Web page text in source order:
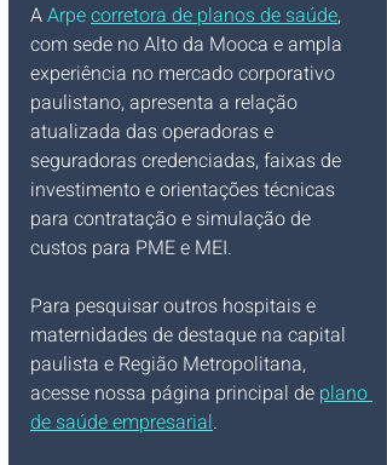
A Arpe corretora de planos de saúde,
com sede no Alto da Mooca e ampla
experiência no mercado corporativo
paulistano, apresenta a relação
atualizada das operadoras e
seguradoras credenciadas, faixas de
investimento e orientações técnicas
para contratação e simulação de
custos para PME e MEI.
Para pesquisar outros hospitais e
maternidades de destaque na capital
paulista e Região Metropolitana,
acesse nossa página principal de plano
de saúde empresarial.